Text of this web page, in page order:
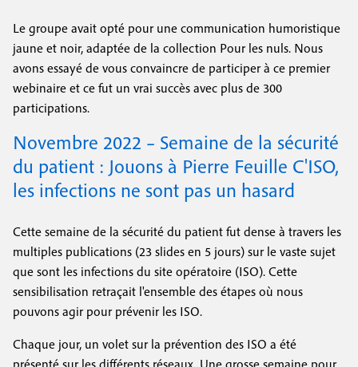
Le groupe avait opté pour une communication humoristique
jaune et noir, adaptée de la collection Pour les nuls. Nous
avons essayé de vous convaincre de participer à ce premier
webinaire et ce fut un vrai succès avec plus de 300
participations.
Novembre 2022 – Semaine de la sécurité
du patient : Jouons à Pierre Feuille C'ISO,
les infections ne sont pas un hasard
Cette semaine de la sécurité du patient fut dense à travers les
multiples publications (23 slides en 5 jours) sur le vaste sujet
que sont les infections du site opératoire (ISO). Cette
sensibilisation retraçait l'ensemble des étapes où nous
pouvons agir pour prévenir les ISO.
Chaque jour, un volet sur la prévention des ISO a été
présenté sur les différents réseaux. Une grosse semaine pour